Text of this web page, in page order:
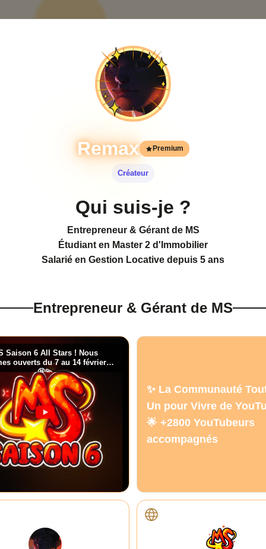
Remax Premium
Créateur
Qui suis-je ?
Entrepreneur & Gérant de MS
Étudiant en Master 2 d'Immobilier
Salarié en Gestion Locative depuis 5 ans
Entrepreneur & Gérant de MS
Saison 6 All Stars ! Nous
ouverts du 7 au 14 février !
🤩💫
✨ La Communauté
Un pour Vivre de
🌟 +2800 YouTubeurs
accompagnés